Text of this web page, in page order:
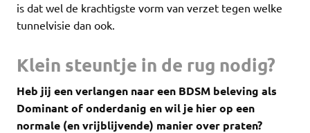
is dat wel de krachtigste vorm van verzet tegen welke
tunnelvisie dan ook.
Klein steuntje in de rug nodig?
Heb jij een verlangen naar een BDSM beleving als
Dominant of onderdanig en wil je hier op een
normale (en vrijblijvende) manier over praten?